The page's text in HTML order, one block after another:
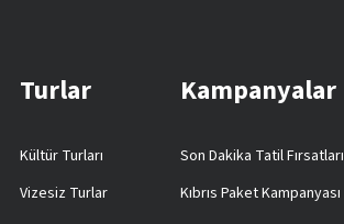
Turlar
Kültür Turları
Vizesiz Turlar
Kampanyalar
Son Dakika Tatil Fırsatları
Kıbrıs Paket Kampanyası